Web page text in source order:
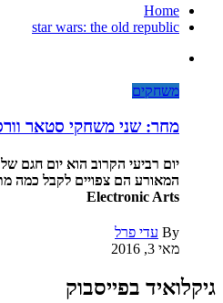
Home
star wars: the old republic
משחקים
מחר: שני משחקי סטאר וורס
יום רביעי הקרוב הוא יום חגם
המאורע הם צפויים לקבל כמה
Electronic Arts
By עדי פרל
מאי 3, 2016
גיקלואיד בפייסבוק